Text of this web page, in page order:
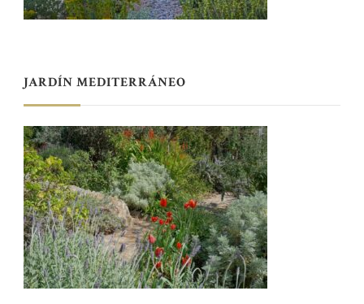
JARDÍN MEDITERRÁNEO